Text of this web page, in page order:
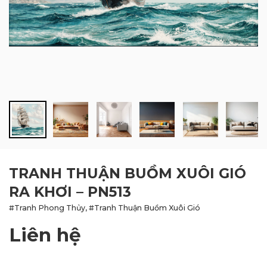
TRANH SƠN DẦU
TRANH THUẬN BUỒM XUÔI GIÓ
RA KHƠI – PN513
#Tranh Phong Thủy, #Tranh Thuận Buồm Xuôi Gió
Liên hệ